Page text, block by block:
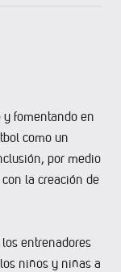
y fomentando en
como un
por medio
la creación de
entrenadores
niños y niñas a